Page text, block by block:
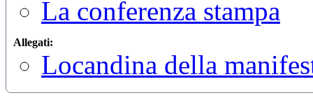
La conferenza stampa
Allegati:
Locandina della